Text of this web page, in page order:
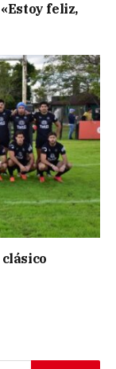
feliz,
clásico